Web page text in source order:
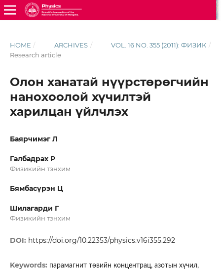
HOME / ARCHIVES / VOL. 16 NO. 355 (2011): ФИЗИК /
Research article
Олон ханатай нүүрстөрөгчийн
нанохоолой хүчилтэй
харилцан үйлчлэх
Баярчимэг Л
Галбадрах Р
Физикийн тэнхим
Бямбасүрэн Ц
Шилагарди Г
Физикийн тэнхим
DOI: https://doi.org/10.22353/physics.v16i355.292
Keywords: парамагнит төвийн концентрац, азотын хүчил,